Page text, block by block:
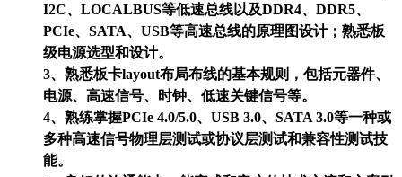
I2C、LOCALBUS等低速总线以及DDR4、DDR5、
PCIe、SATA、USB等高速总线的原理图设计；熟悉板
级电源选型和设计。
3、熟悉板卡layout布局布线的基本规则，包括元器件、
电源、高速信号、时钟、低速关键信号等。
4、熟练掌握PCIe 4.0/5.0、USB 3.0、SATA 3.0等一种或
多种高速信号物理层测试或协议层测试和兼容性测试技
能。